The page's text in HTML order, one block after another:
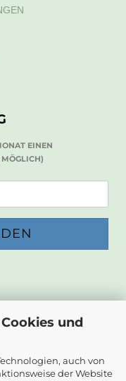
und
auch von
der Website
EINEN
MÖGLICH)